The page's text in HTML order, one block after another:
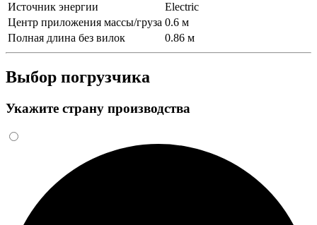
Источник энергии
Electric
Центр приложения массы/груза 0.6 м
Полная длина без вилок
0.86 м
Выбор погрузчика
Укажите страну производства